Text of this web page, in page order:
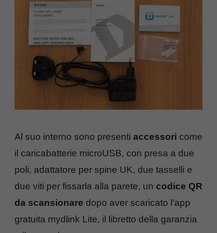
Al suo interno sono presenti accessori come
il caricabatterie microUSB, con presa a due
poli, adattatore per spine UK, due tasselli e
due viti per fissarla alla parete, un codice QR
da scansionare dopo aver scaricato l’app
gratuita mydlink Lite, il libretto della garanzia